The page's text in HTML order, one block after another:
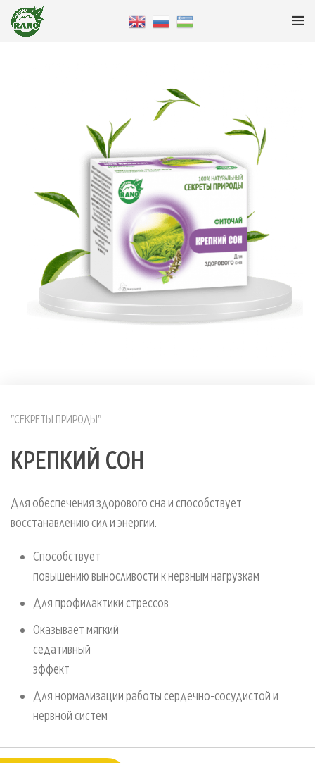
"СЕКРЕТЫ ПРИРОДЫ"
КРЕПКИЙ СОН
Для обеспечения здорового сна и способствует
восстанавлению сил и энергии.
повышению выносливости к нервным нагрузкам
Для профилактики стрессов
Оказывает мягкий
эффект
Для нормализации работы сердечно-сосудистой и
нервной систем